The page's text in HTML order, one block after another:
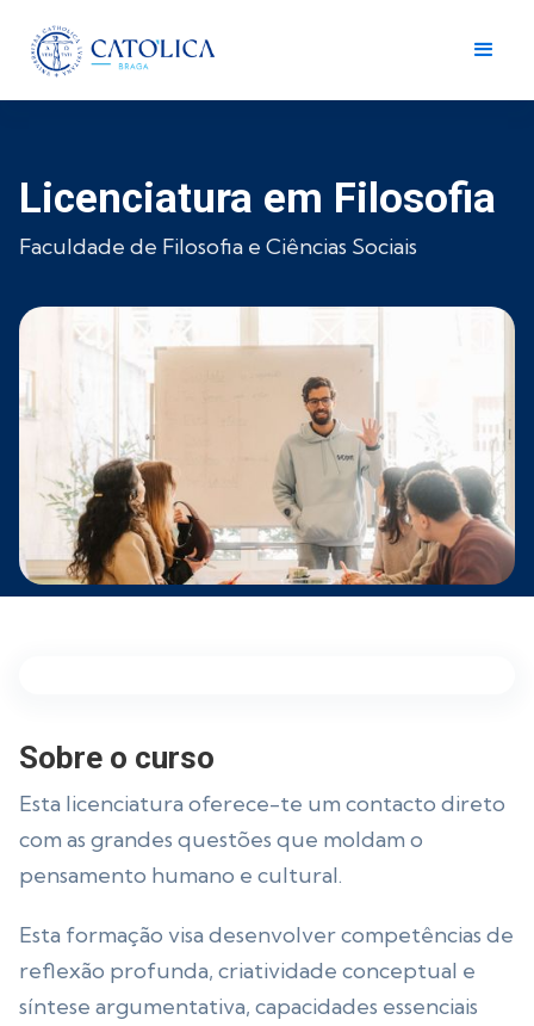
Licenciatura em Filosofia
Faculdade de Filosofia e Ciências Sociais
Sobre o curso
Esta licenciatura oferece-te um contacto direto
com as grandes questões que moldam o
pensamento humano e cultural.
Esta formação visa desenvolver competências de
reflexão profunda, criatividade conceptual e
síntese argumentativa, capacidades essenciais